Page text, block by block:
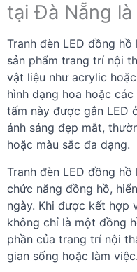
tại Đà Nẵng là
Tranh đèn LED đồng
sản phẩm trang trí nội
vật liệu như acrylic
hình dạng hoa hoặc
tấm này được gắn LED
ánh sáng đẹp mắt,
hoặc màu sắc đa dạng.
Tranh đèn LED đồng
chức năng đồng hồ,
ngày. Khi được kết hợp
không chỉ là một đồng
phần của trang trí nội
gian sống hoặc làm việc.